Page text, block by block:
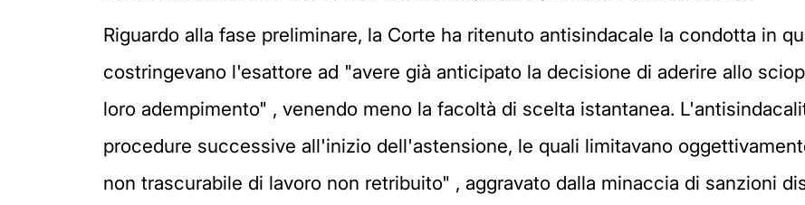
Riguardo alla fase preliminare, la Corte ha ritenuto antisindacale la condotta in
costringevano l'esattore ad "avere già anticipato la decisione di aderire allo
loro adempimento" , venendo meno la facoltà di scelta istantanea.
procedure successive all'inizio dell'astensione, le quali limitavano
non trascurabile di lavoro non retribuito" , aggravato dalla minaccia di sanzioni